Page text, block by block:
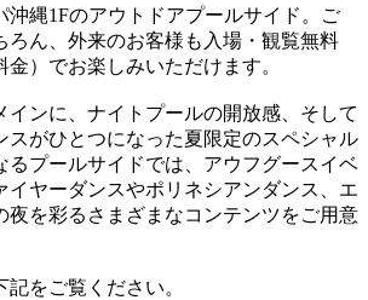
沖縄1Fのアウトドアプールサイド。ご
ろん、外来のお客様も入場・観覧無料
金）でお楽しみいただけます。
インに、ナイトプールの開放感、そして
スがひとつになった夏限定のスペシャル
るプールサイドでは、アウフグースイベ
イヤーダンスやポリネシアンダンス、エ
夜を彩るさまざまなコンテンツをご用意
をご覧ください。